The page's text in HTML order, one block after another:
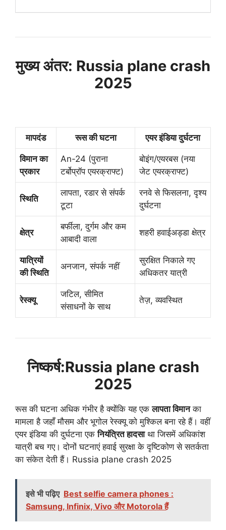
मुख्य अंतर: Russia plane crash
2025
मापदंड रूस की घटना एयर इंडिया दुर्घटना
विमान का
प्रकार
An-24 (पुराना
टर्बोप्रॉप एयरक्राफ्ट)
बोइंग/एयरबस (नया
जेट एयरक्राफ्ट)
स्थिति
लापता, रडार से संपर्क
टूटा
रनवे से फिसलना, दृश्य
दुर्घटना
क्षेत्र
बर्फीला, दुर्गम और कम
आबादी वाला
शहरी हवाईअड्डा क्षेत्र
यात्रियों
की स्थिति
अनजान, संपर्क नहीं
सुरक्षित निकाले गए
अधिकतर यात्री
रेस्क्यू
जटिल, सीमित
संसाधनों के साथ
तेज़, व्यवस्थित
निष्कर्ष:Russia plane crash
2025
रूस की घटना अधिक गंभीर है क्योंकि यह एकलापता विमानका
मामला है जहाँ मौसम और भूगोल रेस्क्यू को मुश्किल बना रहे हैं। वहीं
एयर इंडिया की दुर्घटना एकनियंत्रित हादसाथा जिसमें अधिकांश
यात्री बच गए। दोनों घटनाएं हवाई सुरक्षा के दृष्टिकोण से सतर्कता
का संकेत देती हैं। Russia plane crash 2025
इसे भी पढ़िए Best selfie camera phones :
Samsung, Infinix, Vivo और Motorola हैं